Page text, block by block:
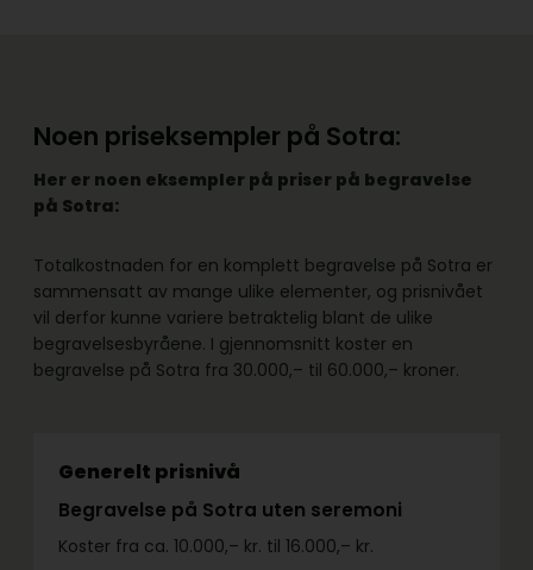
Noen priseksempler på Sotra:
Her er noen eksempler på priser på begravelse
på Sotra:
Totalkostnaden for en komplett begravelse på Sotra er
sammensatt av mange ulike elementer, og prisnivået
vil derfor kunne variere betraktelig blant de ulike
begravelsesbyråene. I gjennomsnitt koster en
begravelse på Sotra fra 30.000,– til 60.000,– kroner.
Generelt prisnivå
Begravelse på Sotra uten seremoni
Koster fra ca. 10.000,– kr. til 16.000,– kr.